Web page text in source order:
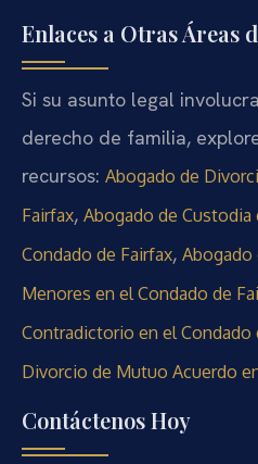
Enlaces a Otras Áreas
Si su asunto legal
derecho de familia,
recursos: Abogado de
Fairfax, Abogado de
Condado de Fairfax, Abogado
Menores en el Condado de
Contradictorio en el Condado
Divorcio de Mutuo Acuerdo
Contáctenos Hoy